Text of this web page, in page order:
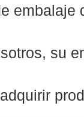
embalaje
su